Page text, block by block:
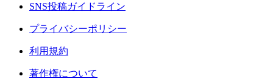
SNS投稿ガイドライン
プライバシーポリシー
利用規約
著作権について